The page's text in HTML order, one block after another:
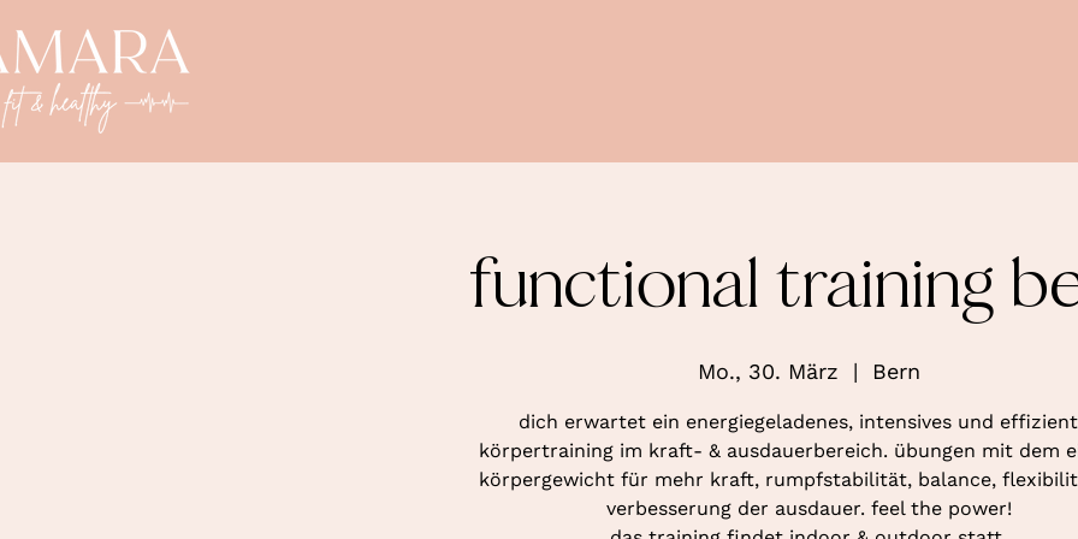
functional training
Mo., 30. März
  |
Bern
dich erwartet ein energiegeladenes, intensives und
körpertraining im kraft- & ausdauerbereich. übungen mit dem
körpergewicht für mehr kraft, rumpfstabilität, balance,
verbesserung der ausdauer. feel the power!